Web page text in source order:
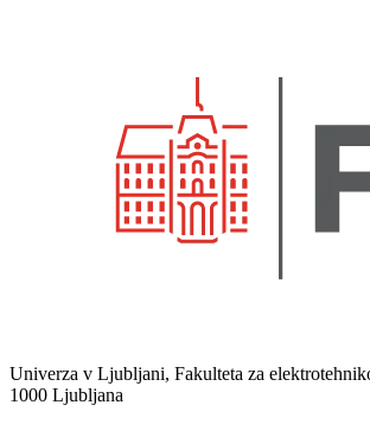
Univerza v Ljubljani, Fakulteta za
1000 Ljubljana